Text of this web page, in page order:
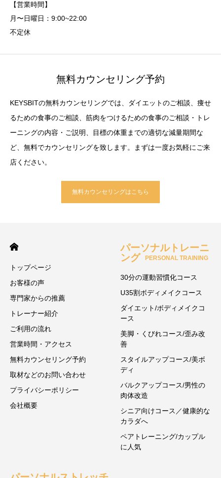
【営業時間】
月〜日曜日：9:00~22:00
不定休
無料カウンセリング予約
KEYSBITの無料カウンセリングでは、ダイエットのご相談、痩せ
るための食事のご相談、筋肉をつけるための食事のご相談・トレ
ーニングの内容・ご説明、目標の体重までの適切な減量期間な
ど、無料でカウンセリングを致します。まずは一度お気軽にご来
店ください。
無料カウンセリングはこちら
トップページ
お客様の声
専門家からの推薦
トレーナー紹介
ご利用の流れ
営業時間・アクセス
無料カウンセリング予約
取材などのお問い合わせ
プライバシーポリシー
会社概要
パーソナルトレーニ
ング
PERSONAL TRAINING
30分の運動習慣化コース
U35割ボディメイクコース
ダイエット/ボディメイクコ
ース
美脚・くびれコース/歪み改
善
スタイルアップコース/美ボ
ディ
バルクアップコース/男性の
肉体改造
シニア向けコース／健康的な
カラダへ
ペアトレーニング/カップル
に人気